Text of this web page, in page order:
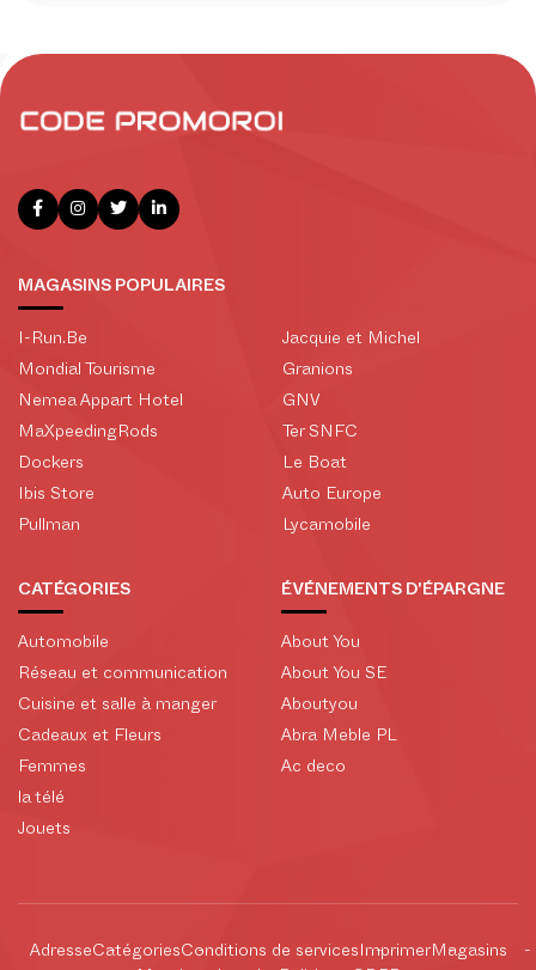
MAGASINS POPULAIRES
I-Run.Be
Mondial Tourisme
Nemea Appart Hotel
MaXpeedingRods
Dockers
Ibis Store
Pullman
Jacquie et Michel
Granions
GNV
Ter SNFC
Le Boat
Auto Europe
Lycamobile
CATÉGORIES
Automobile
Réseau et communication
Cuisine et salle à manger
Cadeaux et Fleurs
Femmes
la télé
Jouets
ÉVÉNEMENTS D'ÉPARGNE
About You
About You SE
Aboutyou
Abra Meble PL
Ac deco
Adresse Catégories Conditions de services Imprimer Magasins